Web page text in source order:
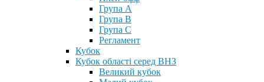
Група А
Група В
Група С
Регламент
Кубок
Кубок області серед ВНЗ
Великий кубок